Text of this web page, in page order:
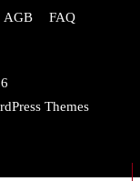
AGB
FAQ
Themes